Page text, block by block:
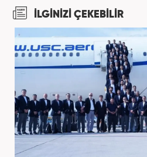
İLGİNİZİ ÇEKEBİLİR